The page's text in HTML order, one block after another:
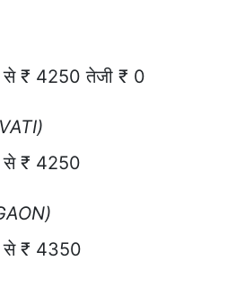
से ₹ 4250 तेजी ₹ 0
से ₹ 4250
से ₹ 4350